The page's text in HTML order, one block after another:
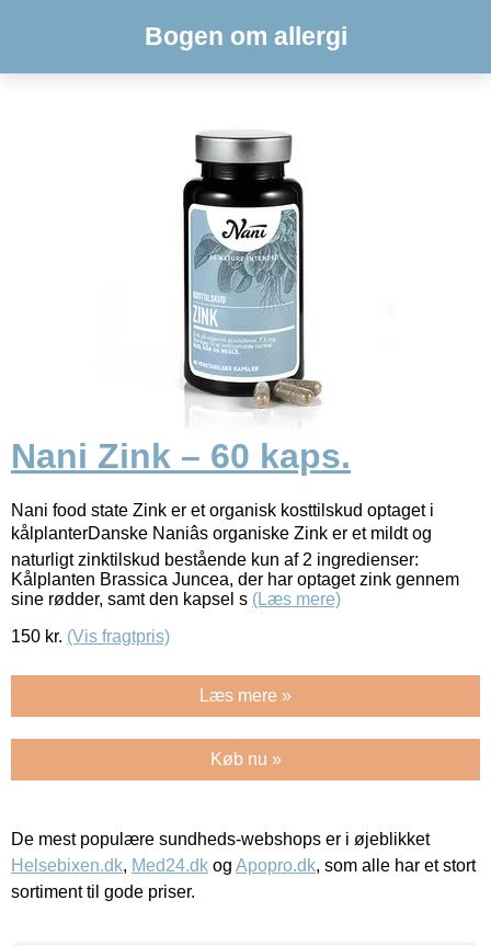
Bogen om allergi
Nani Zink – 60 kaps.
Nani food state Zink er et organisk kosttilskud optaget i
kålplanterDanske Naniâs organiske Zink er et mildt og
naturligt zinktilskud bestående kun af 2 ingredienser:
Kålplanten Brassica Juncea, der har optaget zink gennem
sine rødder, samt den kapsel s (Læs mere)
150 kr. (Vis fragtpris)
Læs mere »
Køb nu »
De mest populære sundheds-webshops er i øjeblikket
Helsebixen.dk, Med24.dk og Apopro.dk, som alle har et stort
sortiment til gode priser.